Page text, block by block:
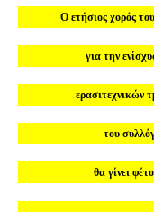
Ο ετήσιος χορός
για την
ερασιτεχνικών
του
θα γίνει